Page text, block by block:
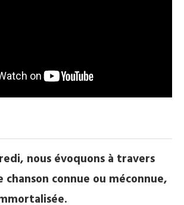
nous évoquons à travers
chanson connue ou méconnue,